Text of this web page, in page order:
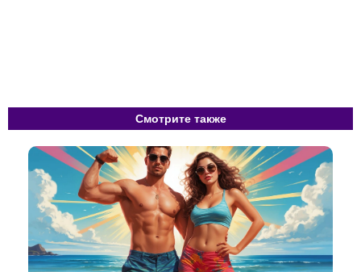
Смотрите также